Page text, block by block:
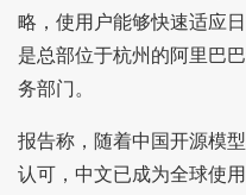
略，使用户能够快速适应
是总部位于杭州的阿里巴
务部门。
报告称，随着中国开源模
认可，中文已成为全球使